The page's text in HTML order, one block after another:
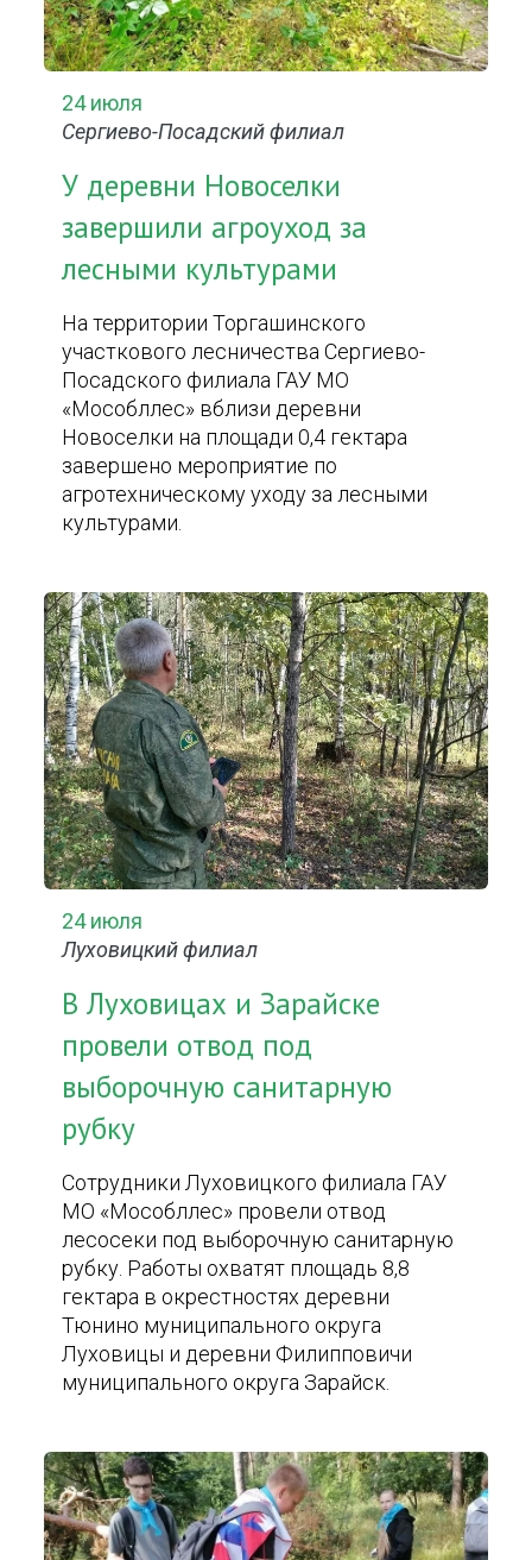
24 июля
Сергиево-Посадский филиал
У деревни Новоселки
завершили агроуход за
лесными культурами
На территории Торгашинского
участкового лесничества Сергиево-
Посадского филиала ГАУ МО
«Мособллес» вблизи деревни
Новоселки на площади 0,4 гектара
завершено мероприятие по
агротехническому уходу за лесными
культурами.
24 июля
Луховицкий филиал
В Луховицах и Зарайске
провели отвод под
выборочную санитарную
рубку
Сотрудники Луховицкого филиала ГАУ
МО «Мособллес» провели отвод
лесосеки под выборочную санитарную
рубку. Работы охватят площадь 8,8
гектара в окрестностях деревни
Тюнино муниципального округа
Луховицы и деревни Филипповичи
муниципального округа Зарайск.